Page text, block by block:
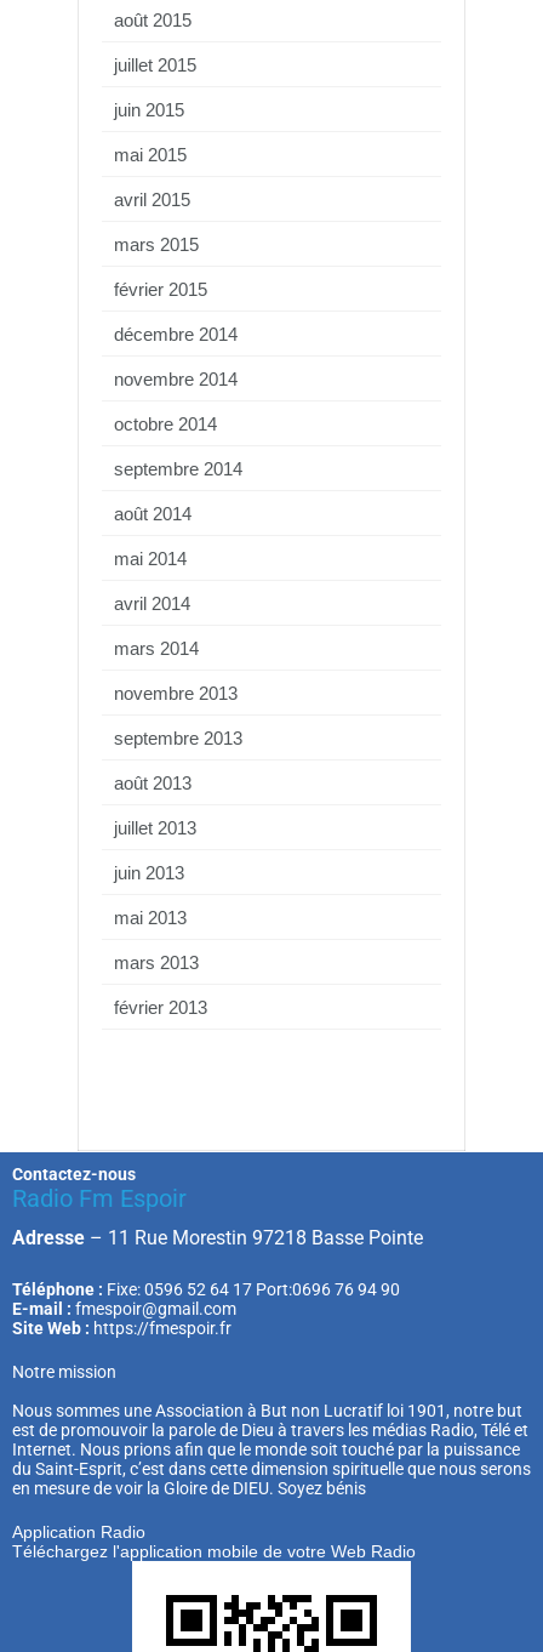
août 2015
juillet 2015
juin 2015
mai 2015
avril 2015
mars 2015
février 2015
décembre 2014
novembre 2014
octobre 2014
septembre 2014
août 2014
mai 2014
avril 2014
mars 2014
novembre 2013
septembre 2013
août 2013
juillet 2013
juin 2013
mai 2013
mars 2013
février 2013
Contactez-nous
Radio Fm Espoir
Adresse – 11 Rue Morestin 97218 Basse Pointe
Téléphone : Fixe: 0596 52 64 17 Port:0696 76 94 90
E-mail : fmespoir@gmail.com
Site Web : https://fmespoir.fr
Notre mission
Nous sommes une Association à But non Lucratif loi 1901, notre but
est de promouvoir la parole de Dieu à travers les médias Radio, Télé et
Internet. Nous prions afin que le monde soit touché par la puissance
du Saint-Esprit, c’est dans cette dimension spirituelle que nous serons
en mesure de voir la Gloire de DIEU. Soyez bénis
Application Radio
Téléchargez l'application mobile de votre Web Radio